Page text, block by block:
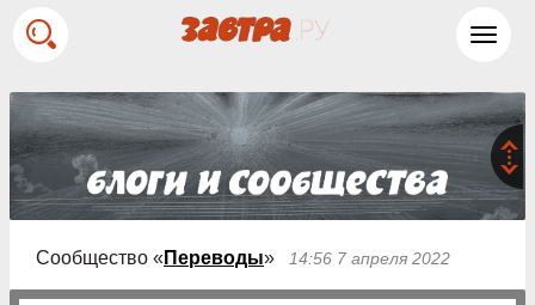
Сообщество « Переводы» 14:56 7 апреля 2022